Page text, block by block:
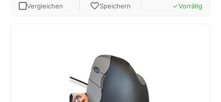
Vergleichen favoriteSpeichern doneVorrätig